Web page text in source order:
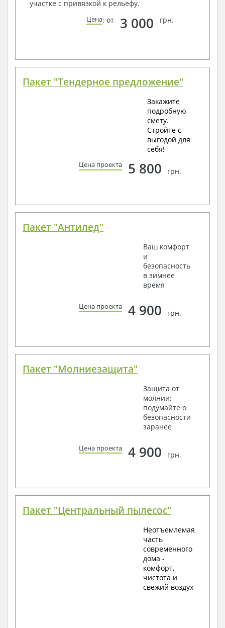
участке с привязкой к рельефу.
Цена: от 3 000 грн.
Пакет "Тендерное предложение"
Закажите
подробную
смету.
Стройте с
выгодой для
себя!
Цена проекта 5 800 грн.
Пакет "Антилед"
Ваш комфорт
и
безопасность
в зимнее
время
Цена проекта 4 900 грн.
Пакет "Молниезащита"
Защита от
молнии:
подумайте о
безопасности
заранее
Цена проекта 4 900 грн.
Пакет "Центральный пылесос"
Неотъемлемая
часть
современного
дома -
комфорт,
чистота и
свежий воздух